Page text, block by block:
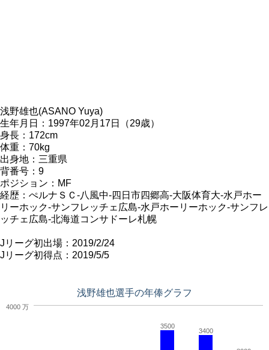
浅野雄也(ASANO Yuya)
生年月日：1997年02月17日（29歳）
身長：172cm
体重：70kg
出身地：三重県
背番号：9
ポジション：MF
経歴：ぺルナＳＣ-八風中-四日市四郷高-大阪体育大-水戸ホー
リーホック-サンフレッチェ広島-水戸ホーリーホック-サンフレ
ッチェ広島-北海道コンサドーレ札幌
Jリーグ初出場：2019/2/24
Jリーグ初得点：2019/5/5
浅野雄也選手の年俸グラフ
3500
3400
4000 万